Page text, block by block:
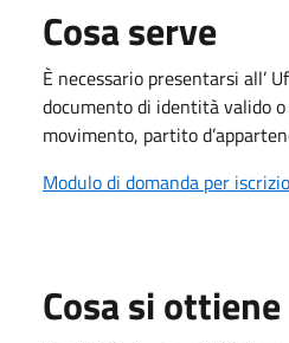
Cosa serve
È necessario presentarsi all’
documento di identità valido o
movimento, partito
Modulo di domanda per
Cosa si ottiene